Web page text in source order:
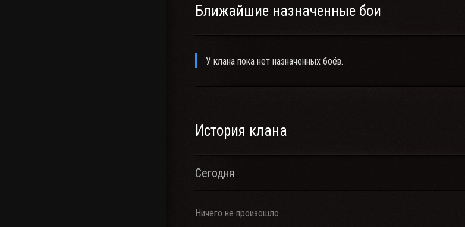
Ближайшие назначенные бои
У клана пока нет назначенных боёв.
История клана
Сегодня
Ничего не произошло